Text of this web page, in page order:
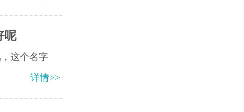
呢
这个名字
详情>>